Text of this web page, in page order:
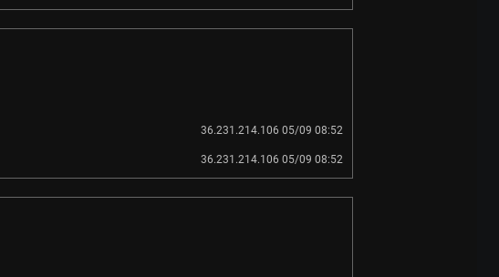
36.231.214.106 05/09 08:52
36.231.214.106 05/09 08:52